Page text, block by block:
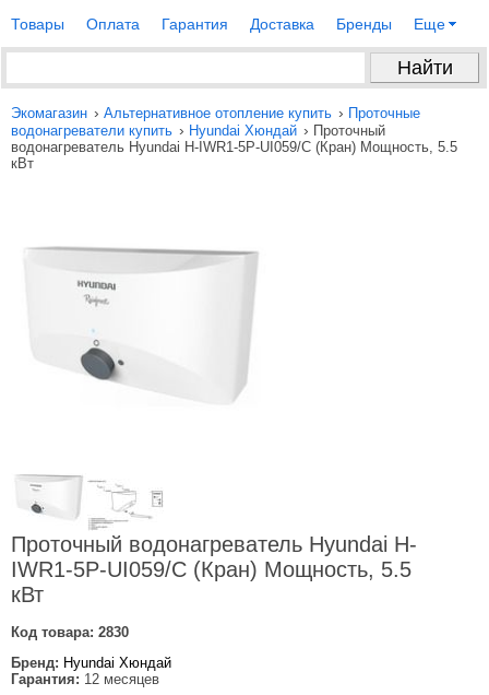
Товары Оплата Гарантия Доставка Бренды Еще
Экомагазин › Альтернативное отопление купить › Проточные
водонагреватели купить › Hyundai Хюндай › Проточный
водонагреватель Hyundai H-IWR1-5P-UI059/C (Кран) Мощность, 5.5
кВт
Проточный водонагреватель Hyundai H-
IWR1-5P-UI059/C (Кран) Мощность, 5.5
кВт
Код товара: 2830
Бренд: Hyundai Хюндай
Гарантия: 12 месяцев